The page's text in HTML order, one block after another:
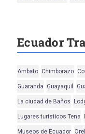
Ecuador
Ambato Chimborazo
Guaranda Guayaquil
La ciudad de Baños
Lugares turisticos Tena
Museos de Ecuador